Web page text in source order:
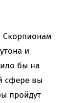
Скорпионам
и
бы на
сфере вы
пройдут